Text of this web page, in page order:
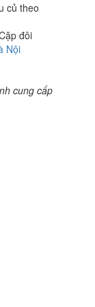
củ theo
đôi
Nội
cung cấp